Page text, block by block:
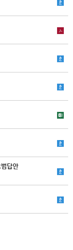
답안